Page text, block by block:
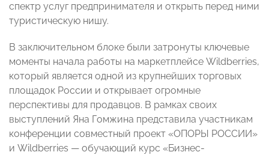
спектр услуг предпринимателя и открыть перед ними
туристическую нишу.
В заключительном блоке были затронуты ключевые
моменты начала работы на маркетплейсе Wildberries,
который является одной из крупнейших торговых
площадок России и открывает огромные
перспективы для продавцов. В рамках своих
выступлений Яна Гомжина представила участникам
конференции совместный проект «ОПОРЫ РОССИИ»
и Wildberries — обучающий курс «Бизнес-